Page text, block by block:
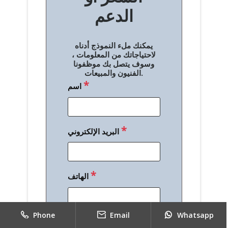
الدعم
يمكنك ملء النموذج أدناه
لاحتياجاتك من المعلومات ،
وسوف يتصل بك موظفونا
الفنيون والمبيعات.
اسم*
البريد الإلكتروني*
الهاتف*
Phone Email Whatsapp